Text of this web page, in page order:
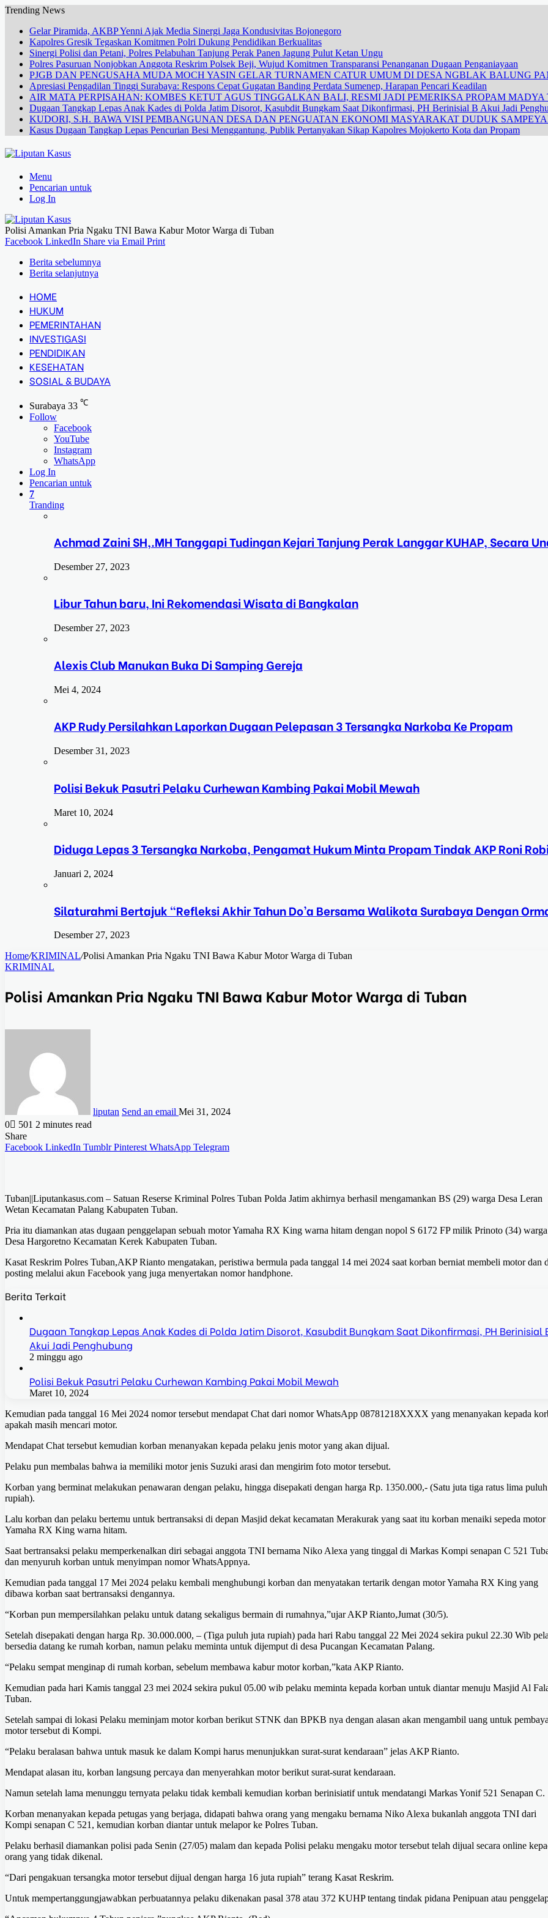
Trending News
Gelar Piramida, AKBP Yenni Ajak Media Sinergi Jaga Kondusivitas Bojonegoro
Kapolres Gresik Tegaskan Komitmen Polri Dukung Pendidikan Berkualitas
Sinergi Polisi dan Petani, Polres Pelabuhan Tanjung Perak Panen Jagung Pulut Ketan Ungu
Polres Pasuruan Nonjobkan Anggota Reskrim Polsek Beji, Wujud Komitmen Transparansi Penanganan Dugaan Penganiayaan
PJGB DAN PENGUSAHA MUDA MOCH YASIN GELAR TURNAMEN CATUR UMUM DI DESA NGBLAK BALUNG
Apresiasi Pengadilan Tinggi Surabaya: Respons Cepat Gugatan Banding Perdata Sumenep, Harapan Pencari Keadilan
AIR MATA PERPISAHAN: KOMBES KETUT AGUS TINGGALKAN BALI, RESMI JADI PEMERIKSA PROPAM
Dugaan Tangkap Lepas Anak Kades di Polda Jatim Disorot, Kasubdit Bungkam Saat Dikonfirmasi, PH Berinisial B Akui Jadi
KUDORI, S.H. BAWA VISI PEMBANGUNAN DESA DAN PENGUATAN EKONOMI MASYARAKAT DUDUK
Kasus Dugaan Tangkap Lepas Pencurian Besi Menggantung, Publik Pertanyakan Sikap Kapolres Mojokerto Kota dan Propam
Menu
Pencarian untuk
Log In
Polisi Amankan Pria Ngaku TNI Bawa Kabur Motor Warga di Tuban
Facebook LinkedIn Share via Email Print
Berita sebelumnya
Berita selanjutnya
HOME
HUKUM
PEMERINTAHAN
INVESTIGASI
PENDIDIKAN
KESEHATAN
SOSIAL & BUDAYA
Surabaya 33 ℃
Follow
Facebook
YouTube
Instagram
WhatsApp
Log In
Pencarian untuk
7
Tranding
Achmad Zaini SH,.MH Tanggapi Tudingan Kejari Tanjung Perak Langgar KUHAP, Secara
Desember 27, 2023
Libur Tahun baru, Ini Rekomendasi Wisata di Bangkalan
Desember 27, 2023
Alexis Club Manukan Buka Di Samping Gereja
Mei 4, 2024
AKP Rudy Persilahkan Laporkan Dugaan Pelepasan 3 Tersangka Narkoba Ke Propam
Desember 31, 2023
Polisi Bekuk Pasutri Pelaku Curhewan Kambing Pakai Mobil Mewah
Maret 10, 2024
Diduga Lepas 3 Tersangka Narkoba, Pengamat Hukum Minta Propam Tindak AKP Roni
Januari 2, 2024
Silaturahmi Bertajuk “Refleksi Akhir Tahun Do’a Bersama Walikota Surabaya Dengan
Desember 27, 2023
Home/KRIMINAL/Polisi Amankan Pria Ngaku TNI Bawa Kabur Motor Warga di Tuban
KRIMINAL
Polisi Amankan Pria Ngaku TNI Bawa Kabur Motor Warga di Tuban
liputan Send an email Mei 31, 2024
0
501 2 minutes read
Share
Facebook LinkedIn Tumblr Pinterest WhatsApp Telegram
Tuban||Liputankasus.com – Satuan Reserse Kriminal Polres Tuban Polda Jatim akhirnya berhasil mengamankan BS (29) warga Desa Leran
Wetan Kecamatan Palang Kabupaten Tuban.
Pria itu diamankan atas dugaan penggelapan sebuah motor Yamaha RX King warna hitam dengan nopol S 6172 FP milik Prinoto (34) warga
Desa Hargoretno Kecamatan Kerek Kabupaten Tuban.
Kasat Reskrim Polres Tuban,AKP Rianto mengatakan, peristiwa bermula pada tanggal 14 mei 2024 saat korban berniat membeli motor dan
posting melalui akun Facebook yang juga menyertakan nomor handphone.
Berita Terkait
Dugaan Tangkap Lepas Anak Kades di Polda Jatim Disorot, Kasubdit Bungkam Saat Dikonfirmasi, PH Berinisial
Akui Jadi Penghubung
2 minggu ago
Polisi Bekuk Pasutri Pelaku Curhewan Kambing Pakai Mobil Mewah
Maret 10, 2024
Kemudian pada tanggal 16 Mei 2024 nomor tersebut mendapat Chat dari nomor WhatsApp 08781218XXXX yang menanyakan kepada
apakah masih mencari motor.
Mendapat Chat tersebut kemudian korban menanyakan kepada pelaku jenis motor yang akan dijual.
Pelaku pun membalas bahwa ia memiliki motor jenis Suzuki arasi dan mengirim foto motor tersebut.
Korban yang berminat melakukan penawaran dengan pelaku, hingga disepakati dengan harga Rp. 1350.000,- (Satu juta tiga ratus lima
rupiah).
Lalu korban dan pelaku bertemu untuk bertransaksi di depan Masjid dekat kecamatan Merakurak yang saat itu korban menaiki sepeda motor
Yamaha RX King warna hitam.
Saat bertransaksi pelaku memperkenalkan diri sebagai anggota TNI bernama Niko Alexa yang tinggal di Markas Kompi senapan C 521
dan menyuruh korban untuk menyimpan nomor WhatsAppnya.
Kemudian pada tanggal 17 Mei 2024 pelaku kembali menghubungi korban dan menyatakan tertarik dengan motor Yamaha RX King yang
dibawa korban saat bertransaksi dengannya.
“Korban pun mempersilahkan pelaku untuk datang sekaligus bermain di rumahnya,”ujar AKP Rianto,Jumat (30/5).
Setelah disepakati dengan harga Rp. 30.000.000, – (Tiga puluh juta rupiah) pada hari Rabu tanggal 22 Mei 2024 sekira pukul 22.30 Wib
bersedia datang ke rumah korban, namun pelaku meminta untuk dijemput di desa Pucangan Kecamatan Palang.
“Pelaku sempat menginap di rumah korban, sebelum membawa kabur motor korban,”kata AKP Rianto.
Kemudian pada hari Kamis tanggal 23 mei 2024 sekira pukul 05.00 wib pelaku meminta kepada korban untuk diantar menuju Masjid Al
Tuban.
Setelah sampai di lokasi Pelaku meminjam motor korban berikut STNK dan BPKB nya dengan alasan akan mengambil uang untuk
motor tersebut di Kompi.
“Pelaku beralasan bahwa untuk masuk ke dalam Kompi harus menunjukkan surat-surat kendaraan” jelas AKP Rianto.
Mendapat alasan itu, korban langsung percaya dan menyerahkan motor berikut surat-surat kendaraan.
Namun setelah lama menunggu ternyata pelaku tidak kembali kemudian korban berinisiatif untuk mendatangi Markas Yonif 521 Senapan C.
Korban menanyakan kepada petugas yang berjaga, didapati bahwa orang yang mengaku bernama Niko Alexa bukanlah anggota TNI dari
Kompi senapan C 521, kemudian korban diantar untuk melapor ke Polres Tuban.
Pelaku berhasil diamankan polisi pada Senin (27/05) malam dan kepada Polisi pelaku mengaku motor tersebut telah dijual secara online
orang yang tidak dikenal.
“Dari pengakuan tersangka motor tersebut dijual dengan harga 16 juta rupiah” terang Kasat Reskrim.
Untuk mempertanggungjawabkan perbuatannya pelaku dikenakan pasal 378 atau 372 KUHP tentang tindak pidana Penipuan atau